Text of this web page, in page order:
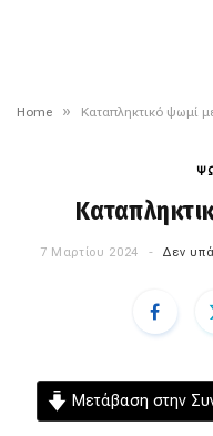
Home » Καταπληκτικό ψωμί
7 Μαρτίου 2024 Δεν
Μετάβαση στην